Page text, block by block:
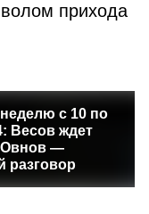
прихода
с 10 по
Весов ждет
Овнов —
разговор